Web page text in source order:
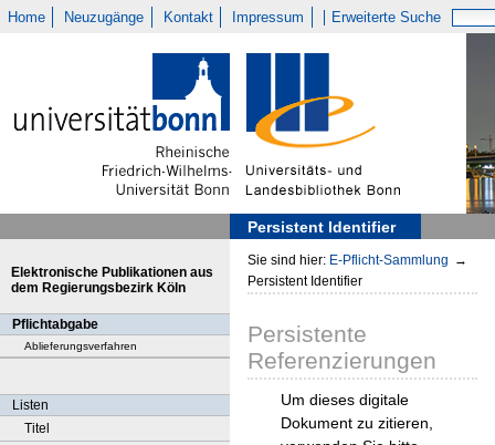
Home Neuzugänge Kontakt Impressum Erweiterte Suche
Persistent Identifier
Elektronische Publikationen aus
dem Regierungsbezirk Köln
Pflichtabgabe
Ablieferungsverfahren
Listen
Titel
Sie sind hier: E-Pflicht-Sammlung →
Persistent Identifier
Persistente
Referenzierungen
Um dieses digitale
Dokument zu zitieren,